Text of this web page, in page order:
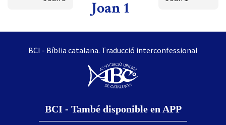
Joan 1
BCI - Bíblia catalana. Traducció interconfessional
BCI - També disponible en APP